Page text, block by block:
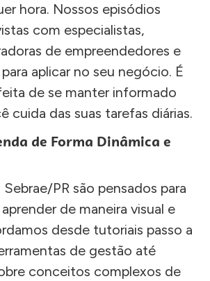
hora. Nossos episódios
com especialistas,
de empreendedores e
aplicar no seu negócio. É
de se manter informado
cuida das suas tarefas diárias.
de Forma Dinâmica e
Sebrae/PR são pensados para
de maneira visual e
desde tutoriais passo a
de gestão até
conceitos complexos de